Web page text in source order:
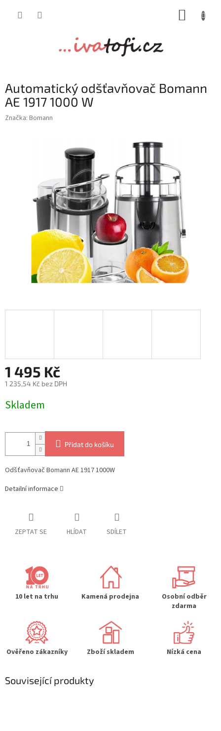
Automatický odšťavňovač Bomann
AE 1917 1000 W
Značka: Bomann
1 495 Kč
1 235,54 Kč bez DPH
cena:
Skladem
Přidat do košíku
Odšťavňovač Bomann AE 1917 1000W
Detailní informace
ZEPTAT SE HLÍDAT SDÍLET
10 let na trhu Kamená prodejna
Osobní odběr
zdarma
Ověřeno zákazníky Zboží skladem Nízká cena
Související produkty